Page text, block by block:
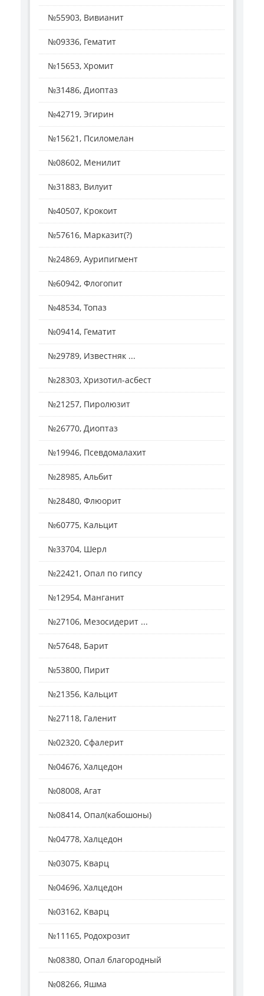
№55903, Вивианит
№09336, Гематит
№15653, Хромит
№31486, Диоптаз
№42719, Эгирин
№15621, Псиломелан
№08602, Менилит
№31883, Вилуит
№40507, Крокоит
№57616, Марказит(?)
№24869, Аурипигмент
№60942, Флогопит
№48534, Топаз
№09414, Гематит
№29789, Известняк ...
№28303, Хризотил-асбест
№21257, Пиролюзит
№26770, Диоптаз
№19946, Псевдомалахит
№28985, Альбит
№28480, Флюорит
№60775, Кальцит
№33704, Шерл
№22421, Опал по гипсу
№12954, Манганит
№27106, Мезосидерит ...
№57648, Барит
№53800, Пирит
№21356, Кальцит
№27118, Галенит
№02320, Сфалерит
№04676, Халцедон
№08008, Агат
№08414, Опал(кабошоны)
№04778, Халцедон
№03075, Кварц
№04696, Халцедон
№03162, Кварц
№11165, Родохрозит
№08380, Опал благородный
№08266, Яшма